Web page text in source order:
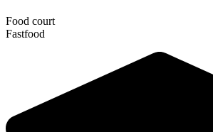
Food court
Fastfood